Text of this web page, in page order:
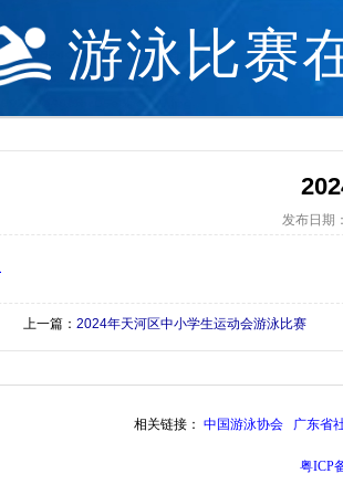
游泳比赛
发布日期
上一篇： 2024年天河区中小学生运动会游泳比赛
相关链接： 中国游泳协会 广东省
粤ICP